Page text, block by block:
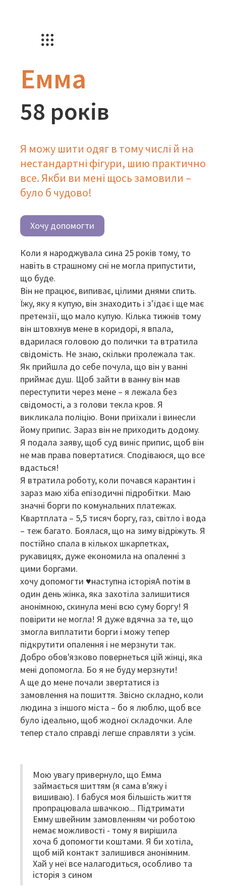
Емма
58 років
Я можу шити одяг в тому числі й на
нестандартні фігури, шию практично
все. Якби ви мені щось замовили –
було б чудово!
Хочу допомогти
Коли я народжувала сина 25 років тому, то
навіть в страшному сні не могла припустити,
що буде.
Він не працює, випиває, цілими днями спить.
Їжу, яку я купую, він знаходить і з'їдає і ще має
претензії, що мало купую. Кілька тижнів тому
він штовхнув мене в коридорі, я впала,
вдарилася головою до полички та втратила
свідомість. Не знаю, скільки пролежала так.
Як прийшла до себе почула, що він у ванні
приймає душ. Щоб зайти в ванну він мав
переступити через мене – я лежала без
свідомості, а з голови текла кров. Я
викликала поліцію. Вони приїхали і винесли
йому припис. Зараз він не приходить додому.
Я подала заяву, щоб суд виніс припис, щоб він
не мав права повертатися. Сподіваюся, що все
вдасться!
Я втратила роботу, коли почався карантин і
зараз маю хіба епізодичні підробітки. Маю
значні борги по комунальних платежах.
Квартплата – 5,5 тисяч боргу, газ, світло і вода
– теж багато. Боялася, що на зиму відріжуть. Я
постійно спала в кількох шкарпетках,
рукавицях, дуже економила на опаленні з
цими боргами.
хочу допомогти ♥наступна історіяА потім в
один день жінка, яка захотіла залишитися
анонімною, скинула мені всю суму боргу! Я
повірити не могла! Я дуже вдячна за те, що
змогла виплатити борги і можу тепер
підкрутити опалення і не мерзнути так.
Добро обов'язково повернеться цій жінці, яка
мені допомогла. Бо я не буду мерзнути!
А ще до мене почали звертатися із
замовлення на пошиття. Звісно складно, коли
людина з іншого міста – бо я люблю, щоб все
було ідеально, щоб жодної складочки. Але
тепер стало справді легше справляти з усім.
Мою увагу привернуло, що Емма
займається шиттям (я сама в'яжу і
вишиваю). І бабуся моя більшість життя
пропрацювала швачкою... Підтримати
Емму швейним замовленням чи роботою
немає можливості - тому я вирішила
хоча б допомогти коштами. Я би хотіла,
щоб мій контакт залишився анонімним.
Хай у неї все налагодиться, особливо та
історія з сином